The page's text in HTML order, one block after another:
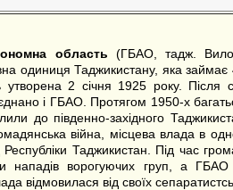
область (ГБАО, тадж.
одиниця Таджикистану, яка займає
утворена 2 січня 1925 року. Після
і ГБАО. Протягом 1950-х
до південно-західного
війна, місцева влада в
Таджикистан. Під час
нападів ворогуючих груп, а
відмовилася від своїх